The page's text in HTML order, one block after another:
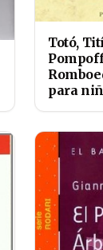
Totó,
para